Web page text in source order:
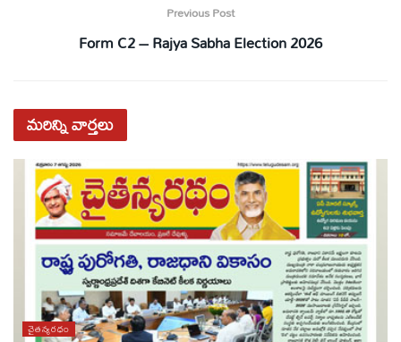
ppmPrevious Post
Form C2 – Rajya Sabha Election 2026
మరిన్నివార్తలు
చైతన్యరధం